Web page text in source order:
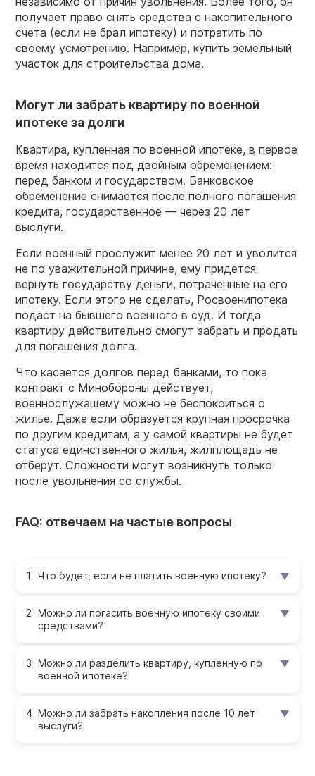
получает право снять средства с накопительного
счета (если не брал ипотеку) и потратить по
своему усмотрению. Например, купить земельный
участок для строительства дома.
Могут ли забрать квартиру по военной
ипотеке за долги
Квартира, купленная по военной ипотеке, в первое
время находится под двойным обременением:
перед банком и государством. Банковское
обременение снимается после полного погашения
кредита, государственное — через 20 лет
выслуги.
Если военный прослужит менее 20 лет и уволится
не по уважительной причине, ему придется
вернуть государству деньги, потраченные на его
ипотеку. Если этого не сделать, Росвоенипотека
подаст на бывшего военного в суд. И тогда
квартиру действительно смогут забрать и продать
для погашения долга.
Что касается долгов перед банками, то пока
контракт с Минобороны действует,
военнослужащему можно не беспокоиться о
жилье. Даже если образуется крупная просрочка
по другим кредитам, а у самой квартиры не будет
статуса единственного жилья, жилплощадь не
отберут. Сложности могут возникнуть только
после увольнения со службы.
FAQ: отвечаем на частые вопросы
Что будет, если не платить военную ипотеку?
Можно ли погасить военную ипотеку своими
средствами?
Можно ли разделить квартиру, купленную по
военной ипотеке?
Можно ли забрать накопления после 10 лет
выслуги?